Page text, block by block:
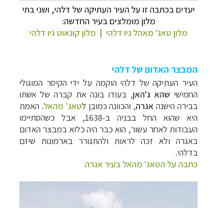
יעדים בכתבה זו על העיר העתיקה של דלהי, ושני בתי
מלון מומלצים בעיר החדשה:
מלון טאג' מאהל ניו דלהי | מלון קונאוט ניו דלהי
המבצר האדום של דלהי
העיר העתיקה של דלהי הוקמה על ידי הקיסר המוגולי
החמישי שהא ג'האן, בעודו בונה את קברה של אשתו
בבירה הישנה אגרה, והכוונה כמובן לטאג' מהאל. האמת
היא שהוא החל בבניה ב-1638, אבל כשהסתיימו
העבודות לאחר עשור, הוא כבר היה כלוא במבצר האדום
באגרה ולא זכה לראות ולהתגורר בארמונות שיזם
בדלהי.
כתבה על הטאג' מהאל בעיר אגרה